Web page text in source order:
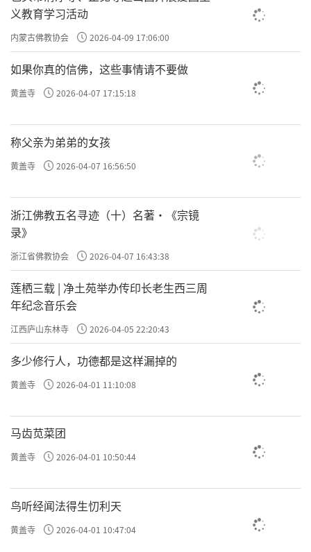
义教育学习活动
内蒙古佛教协会 2026-04-09 17:06:00
如果你真的信佛，这些事情请不要做
黄盖寺 2026-04-07 17:15:18
称父亲为弟弟的女孩
黄盖寺 2026-04-07 16:56:50
浙江佛教五名寻迹（十）名著·《宗镜
录》
浙江省佛教协会 2026-04-07 16:43:38
莲栖三载 | 净土苑举办传印长老生西三周
年纪念音乐会
江西庐山东林寺 2026-04-05 22:20:43
多少修行人，功德都是这样漏掉的
黄盖寺 2026-04-01 11:10:08
马齿苋菜团
黄盖寺 2026-04-01 10:50:44
鸟听经闻法得生忉利天
黄盖寺 2026-04-01 10:47:04